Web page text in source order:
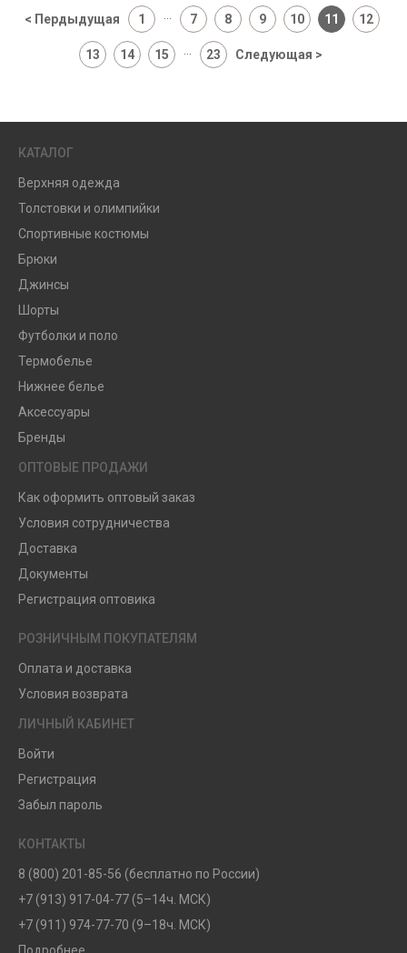
< Пердыдущая 1 7 8 9 10 11 12
13 14 15 23 Следующая >
КАТАЛОГ
Верхняя одежда
Толстовки и олимпийки
Спортивные костюмы
Брюки
Джинсы
Шорты
Футболки и поло
Термобелье
Нижнее белье
Аксессуары
Бренды
ОПТОВЫЕ ПРОДАЖИ
Как оформить оптовый заказ
Условия сотрудничества
Доставка
Документы
Регистрация оптовика
РОЗНИЧНЫМ ПОКУПАТЕЛЯМ
Оплата и доставка
Условия возврата
ЛИЧНЫЙ КАБИНЕТ
Войти
Регистрация
Забыл пароль
КОНТАКТЫ
8 (800) 201-85-56 (бесплатно по России)
+7 (913) 917-04-77 (5–14ч. МСК)
+7 (911) 974-77-70 (9–18ч. МСК)